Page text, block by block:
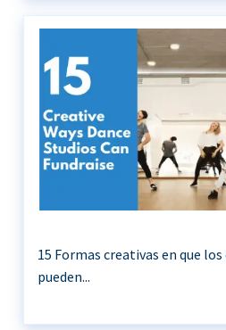
15 Formas creativas en que
pueden...